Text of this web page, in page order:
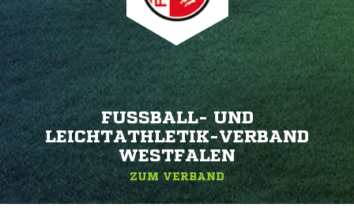
FUSSBALL- UND L
EICHTATHLETIK-VERBAND W
ESTFALEN
ZUM VERBAND